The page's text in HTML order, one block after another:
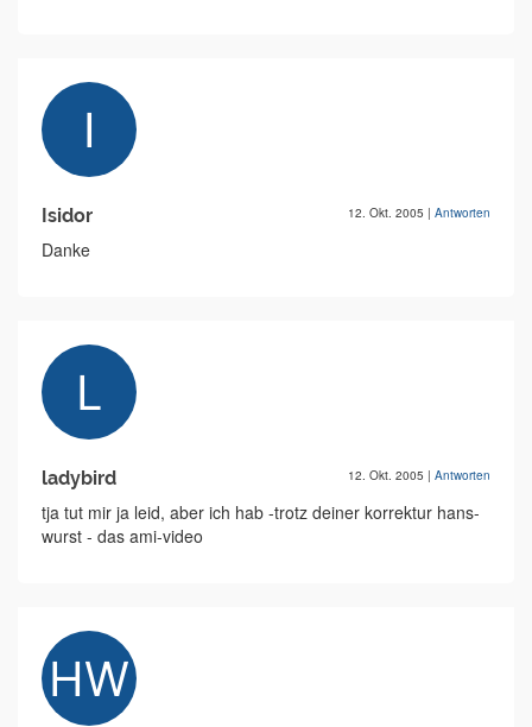
Isidor 12. Okt. 2005 | Antworten
Danke
ladybird 12. Okt. 2005 | Antworten
tja tut mir ja leid, aber ich hab -trotz deiner korrektur hans-
wurst - das ami-video